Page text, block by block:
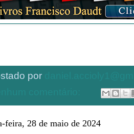
por
feira, 28 de maio de 2024